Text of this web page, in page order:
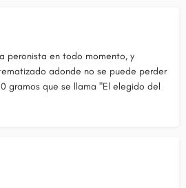
peronista en todo momento, y
adonde no se puede perder
gramos que se llama "El elegido del